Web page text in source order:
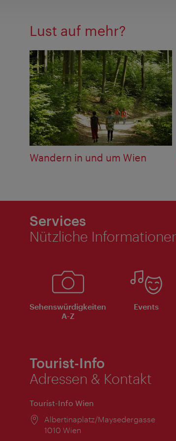
Lust auf mehr?
Wandern in und um Wien
Services
Nützliche
Sehenswürdigkeiten
A-Z
Events
Tourist-Info
Adressen & Kontakt
Tourist-Info Wien
Ort:
Albertinaplatz/Maysedergasse
1010 Wien